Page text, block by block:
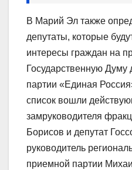
В Марий Эл также
депутаты, которые
интересы граждан на
Государственную Думу
партии «Единая
список вошли
замруководителя
Борисов и депутат
руководитель
приемной партии